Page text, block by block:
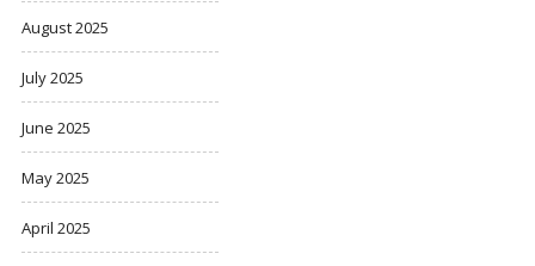
August 2025
July 2025
June 2025
May 2025
April 2025